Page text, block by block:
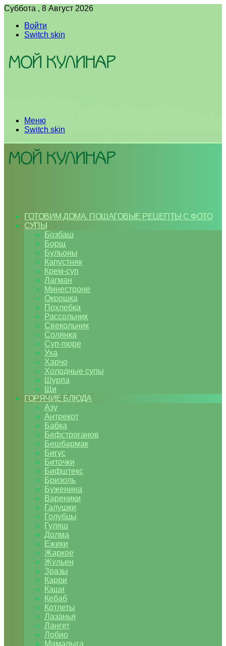
Суббота , 8 Август 2026
Войти
Switch skin
Меню
Switch skin
ГОТОВИМ ДОМА. ПОШАГОВЫЕ РЕЦЕПТЫ С ФОТО
СУПЫ
Бозбаш
Борщ
Бульоны
Капустняк
Крем-суп
Лагман
Минестроне
Окрошка
Похлебка
Рассольник
Свекольник
Солянка
Суп-пюре
Уха
Харчо
Холодные супы
Шурпа
Щи
ГОРЯЧИЕ БЛЮДА
Азу
Антрекот
Бабка
Бефстроганов
Бешбармак
Бигус
Биточки
Бифштекс
Бризоль
Буженина
Вареники
Галушки
Голубцы
Гуляш
Долма
Ежики
Жаркое
Жульен
Зразы
Карри
Каши
Кебаб
Котлеты
Лазанья
Лангет
Лобио
Мамалыга